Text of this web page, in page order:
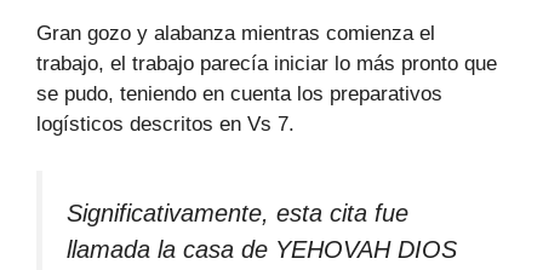
Gran gozo y alabanza mientras comienza el
trabajo, el trabajo parecía iniciar lo más pronto que
se pudo, teniendo en cuenta los preparativos
logísticos descritos en Vs 7.
Significativamente, esta cita fue
llamada la casa de YEHOVAH DIOS